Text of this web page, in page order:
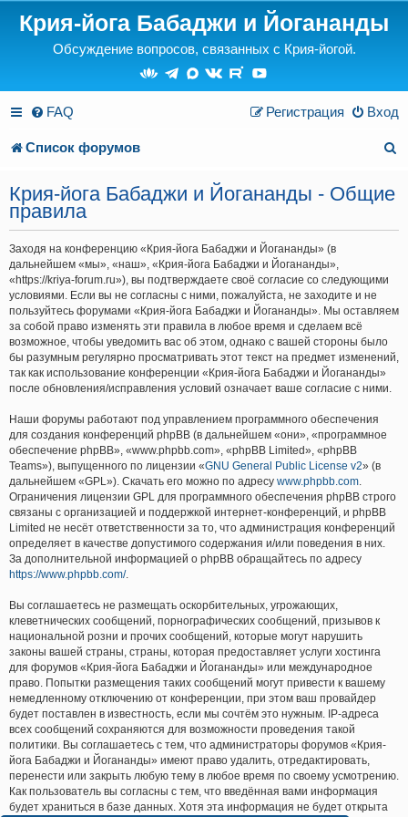
Крия-йога Бабаджи и Йогананды
Обсуждение вопросов, связанных с Крия-йогой.
FAQ Вход
Регистрация
Список форумов
Крия-йога Бабаджи и Йогананды - Общие
правила
Заходя на конференцию «Крия-йога Бабаджи и Йогананды» (в
дальнейшем «мы», «наш», «Крия-йога Бабаджи и Йогананды»,
«https://kriya-forum.ru»), вы подтверждаете своё согласие со следующими
условиями. Если вы не согласны с ними, пожалуйста, не заходите и не
пользуйтесь форумами «Крия-йога Бабаджи и Йогананды». Мы оставляем
за собой право изменять эти правила в любое время и сделаем всё
возможное, чтобы уведомить вас об этом, однако с вашей стороны было
бы разумным регулярно просматривать этот текст на предмет изменений,
так как использование конференции «Крия-йога Бабаджи и Йогананды»
после обновления/исправления условий означает ваше согласие с ними.
Наши форумы работают под управлением программного обеспечения
для создания конференций phpBB (в дальнейшем «они», «программное
обеспечение phpBB», «www.phpbb.com», «phpBB Limited», «phpBB
Teams»), выпущенного по лицензии «GNU General Public License v2» (в
дальнейшем «GPL»). Скачать его можно по адресу www.phpbb.com
Ограничения лицензии GPL для программного обеспечения phpBB строго
связаны с организацией и поддержкой интернет-конференций, и phpBB
Limited не несёт ответственности за то, что администрация конференций
определяет в качестве допустимого содержания и/или поведения в них.
За дополнительной информацией о phpBB обращайтесь по адресу
https://www.phpbb.com/.
Вы соглашаетесь не размещать оскорбительных, угрожающих,
клеветнических сообщений, порнографических сообщений, призывов к
национальной розни и прочих сообщений, которые могут нарушить
законы вашей страны, страны, которая предоставляет услуги хостинга
для форумов «Крия-йога Бабаджи и Йогананды» или международное
право. Попытки размещения таких сообщений могут привести к вашему
немедленному отключению от конференции, при этом ваш провайдер
будет поставлен в известность, если мы сочтём это нужным. IP-адреса
всех сообщений сохраняются для возможности проведения такой
политики. Вы соглашаетесь с тем, что администраторы форумов «Крия-
йога Бабаджи и Йогананды» имеют право удалить, отредактировать,
перенести или закрыть любую тему в любое время по своему усмотрению.
Как пользователь вы согласны с тем, что введённая вами информация
будет храниться в базе данных. Хотя эта информация не будет открыта